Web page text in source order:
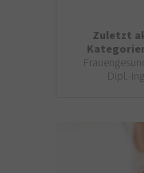
Zuletzt
Dipl.-